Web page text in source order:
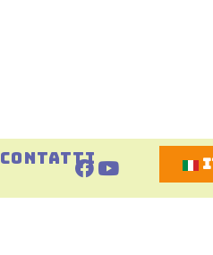
CONTATTI